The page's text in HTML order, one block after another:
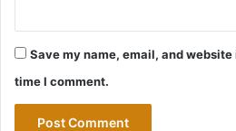
Save my name, email, and
time I comment.